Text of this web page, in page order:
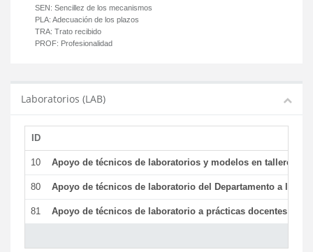
SEN: Sencillez de los mecanismos
PLA: Adecuación de los plazos
TRA: Trato recibido
PROF: Profesionalidad
Laboratorios (LAB)
ID
10 Apoyo de técnicos de laboratorios y modelos en talleres/
80 Apoyo de técnicos de laboratorio del Departamento a la
81 Apoyo de técnicos de laboratorio a prácticas docentes y